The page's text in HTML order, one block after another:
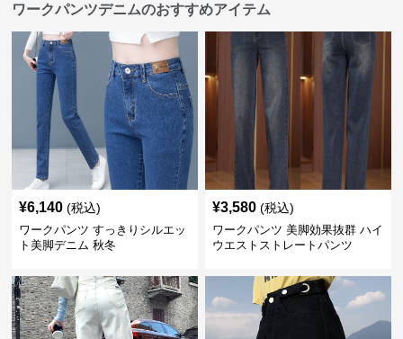
ワークパンツデニムのおすすめアイテム
¥6,140 (税込)
ワークパンツ すっきりシルエッ
ト美脚デニム 秋冬
¥3,580 (税込)
ワークパンツ 美脚効果抜群 ハイ
ウエストストレートパンツ